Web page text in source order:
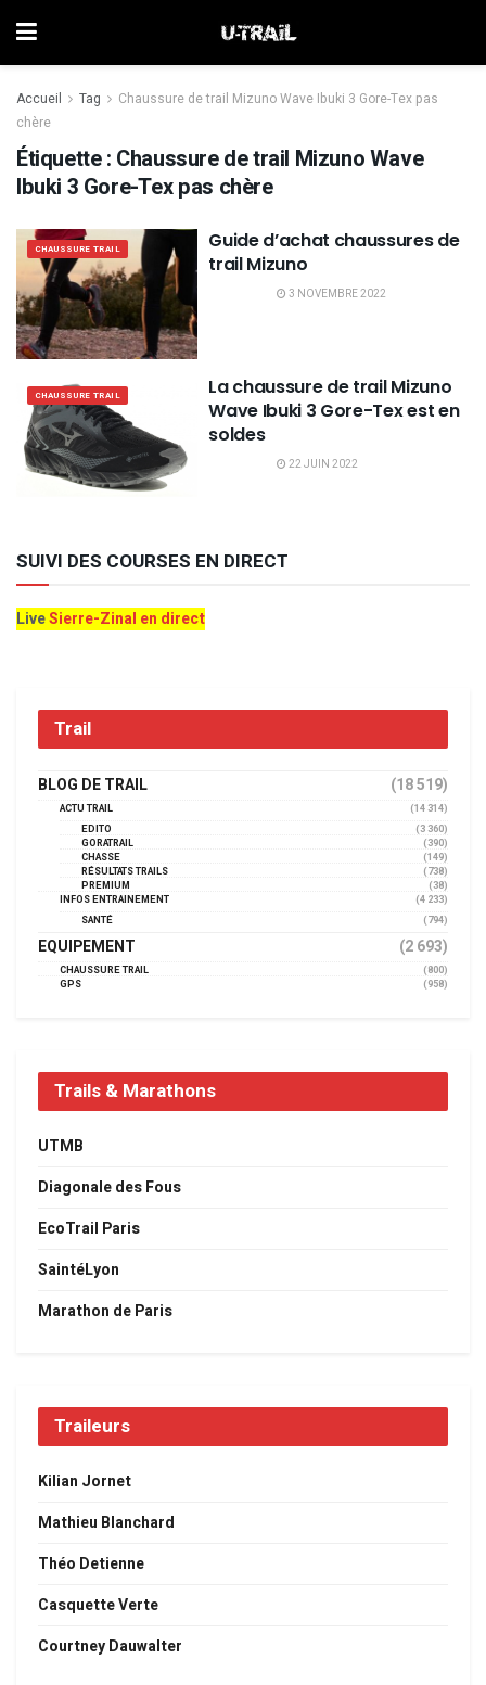
Accueil Tag
Chaussure de trail Mizuno Wave Ibuki 3 Gore-Tex pas
chère
Étiquette : Chaussure de trail Mizuno Wave
Ibuki 3 Gore-Tex pas chère
CHAUSSURE TRAIL
Guide d’achat chaussures de
trail Mizuno
3 NOVEMBRE 2022
CHAUSSURE TRAIL
La chaussure de trail Mizuno
Wave Ibuki 3 Gore-Tex est en
soldes
22 JUIN 2022
SUIVI DES COURSES EN DIRECT
LiveSierre-Zinal en direct
Trail
BLOG DE TRAIL (18 519)
ACTU TRAIL
(14 314)
EDITO
(3 360)
GORATRAIL
(390)
CHASSE
(149)
RÉSULTATS TRAILS
(738)
PREMIUM
(38)
INFOS ENTRAINEMENT
(4 233)
SANTÉ
(794)
EQUIPEMENT (2 693)
CHAUSSURE TRAIL
(800)
GPS
(958)
Trails & Marathons
UTMB
Diagonale des Fous
EcoTrail Paris
SaintéLyon
Marathon de Paris
Traileurs
Kilian Jornet
Mathieu Blanchard
Théo Detienne
Casquette Verte
Courtney Dauwalter